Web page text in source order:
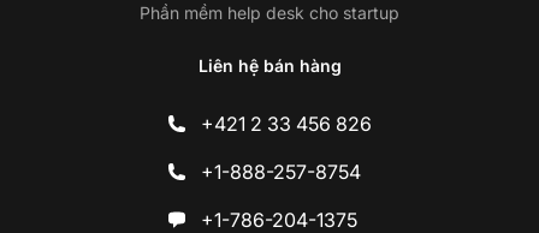
Phần mềm help desk cho startup
Liên hệ bán hàng
+421 2 33 456 826
+1-888-257-8754
+1-786-204-1375